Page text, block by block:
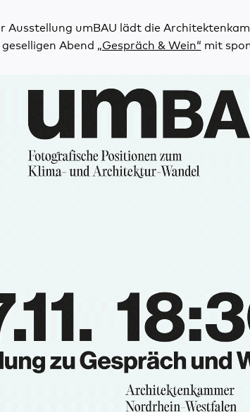
Ausstellung umBAU lädt die
Abend „Gespräch & Wein“ mit